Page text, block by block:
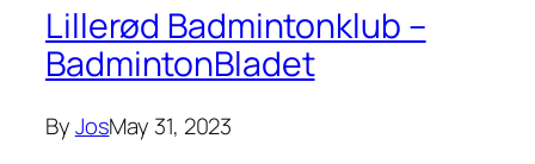
Lillerød Badmintonklub –
BadmintonBladet
ByJosMay 31, 2023